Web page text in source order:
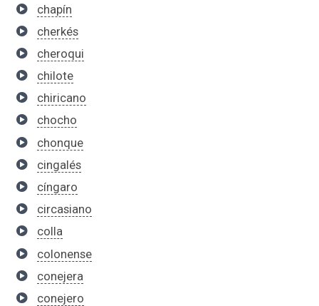
chapín
cherkés
cheroqui
chilote
chiricano
chocho
chonque
cingalés
cíngaro
circasiano
colla
colonense
conejera
conejero